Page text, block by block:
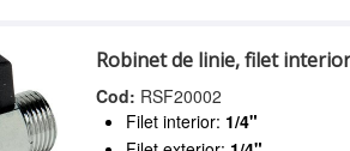
Robinet de linie, filet
Cod: RSF20002
Filet interior: 1/4"